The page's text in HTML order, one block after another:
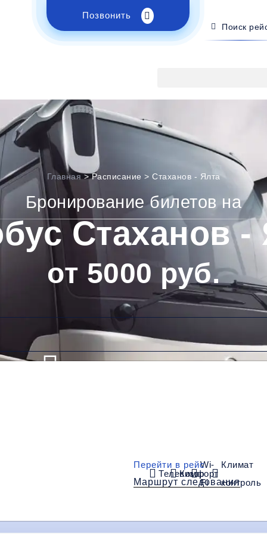
Позвонить
Поиск
Главная>Расписание > Стаханов - Ялта
Бронирование билетов на
Стаханов -
от 5000 руб.
Телевизор
Комфорт
Wi-
Fi
Климат
контроль
Перейти в рейс
Маршрут следования